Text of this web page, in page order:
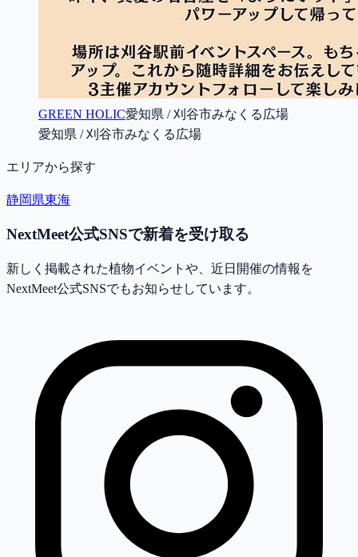
GREEN HOLIC愛知県 / 刈谷市みなくる広場
愛知県 / 刈谷市みなくる広場
エリアから探す
静岡県東海
NextMeet公式SNSで新着を受け取る
新しく掲載された植物イベントや、近日開催の情報を
NextMeet公式SNSでもお知らせしています。